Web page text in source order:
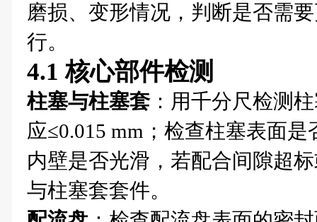
磨损、变形情况，判断是否需
行。
4.1 核心部件检测
柱塞与柱塞套：用千分尺检测
应≤0.015 mm；检查柱塞表面
内壁是否光滑，若配合间隙超
与柱塞套套件。